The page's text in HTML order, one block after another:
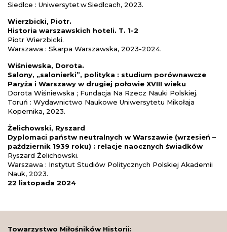
Siedlce : Uniwersytet w Siedlcach, 2023.
Wierzbicki, Piotr.
Historia warszawskich hoteli. T. 1-2
Piotr Wierzbicki.
Warszawa : Skarpa Warszawska, 2023-2024.
Wiśniewska, Dorota.
Salony, „salonierki”, polityka : studium porównawcze
Paryża i Warszawy w drugiej połowie XVIII wieku
Dorota Wiśniewska ; Fundacja Na Rzecz Nauki Polskiej.
Toruń : Wydawnictwo Naukowe Uniwersytetu Mikołaja
Kopernika, 2023.
Żelichowski, Ryszard
Dyplomaci państw neutralnych w Warszawie (wrzesień –
październik 1939 roku) : relacje naocznych świadków
Ryszard Żelichowski.
Warszawa : Instytut Studiów Politycznych Polskiej Akademii
Nauk, 2023.
22 listopada 2024
Towarzystwo Miłośników Historii: